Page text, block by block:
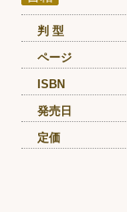
判 型
ページ
ISBN
発売日
定価